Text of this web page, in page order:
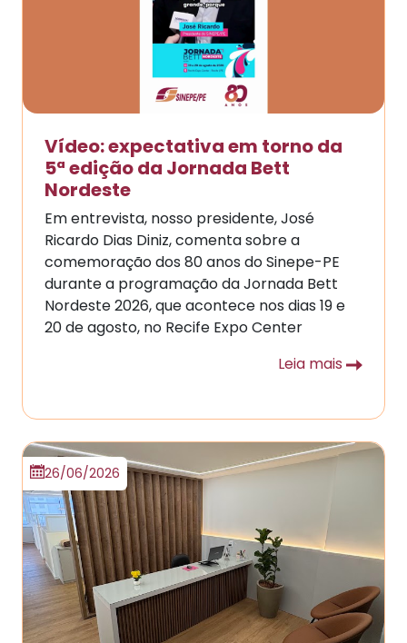
Vídeo: expectativa em torno da
5ª edição da Jornada Bett
Nordeste
Em entrevista, nosso presidente, José
Ricardo Dias Diniz, comenta sobre a
comemoração dos 80 anos do Sinepe-PE
durante a programação da Jornada Bett
Nordeste 2026, que acontece nos dias 19 e
20 de agosto, no Recife Expo Center
Leia mais
26/06/2026